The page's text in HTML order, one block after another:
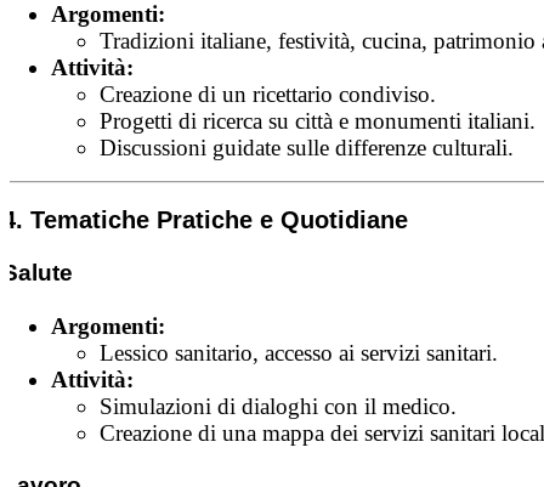
Argomenti:
Tradizioni italiane, festività, cucina, patrimonio
Attività:
Creazione di un ricettario condiviso.
Progetti di ricerca su città e monumenti italiani.
Discussioni guidate sulle differenze culturali.
4. Tematiche Pratiche e Quotidiane
Salute
Argomenti:
Lessico sanitario, accesso ai servizi sanitari.
Attività:
Simulazioni di dialoghi con il medico.
Creazione di una mappa dei servizi sanitari